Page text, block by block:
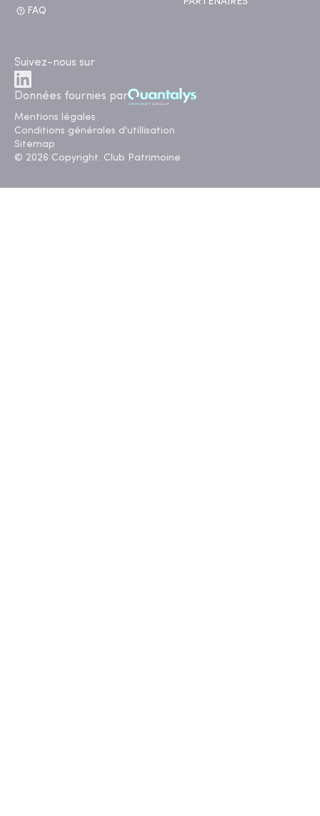
FAQ
Suivez-nous sur
Données fournies par
Mentions légales
Conditions générales d'utillisation
Sitemap
© 2026 Copyright. Club Patrimoine